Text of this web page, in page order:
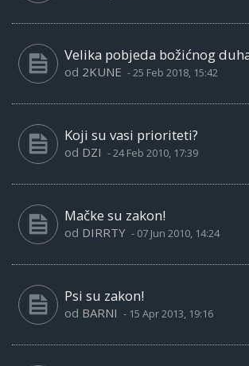
Velika pobjeda božićnog
od 2KUNE -25 Feb 2018, 15:42
Koji su vasi prioriteti?
od DZI -24 Feb 2010, 17:39
Mačke su zakon!
od DIRRTY - 07 Jun 2010, 14:24
Psi su zakon!
od BARNI - 15 Apr 2013, 19:16